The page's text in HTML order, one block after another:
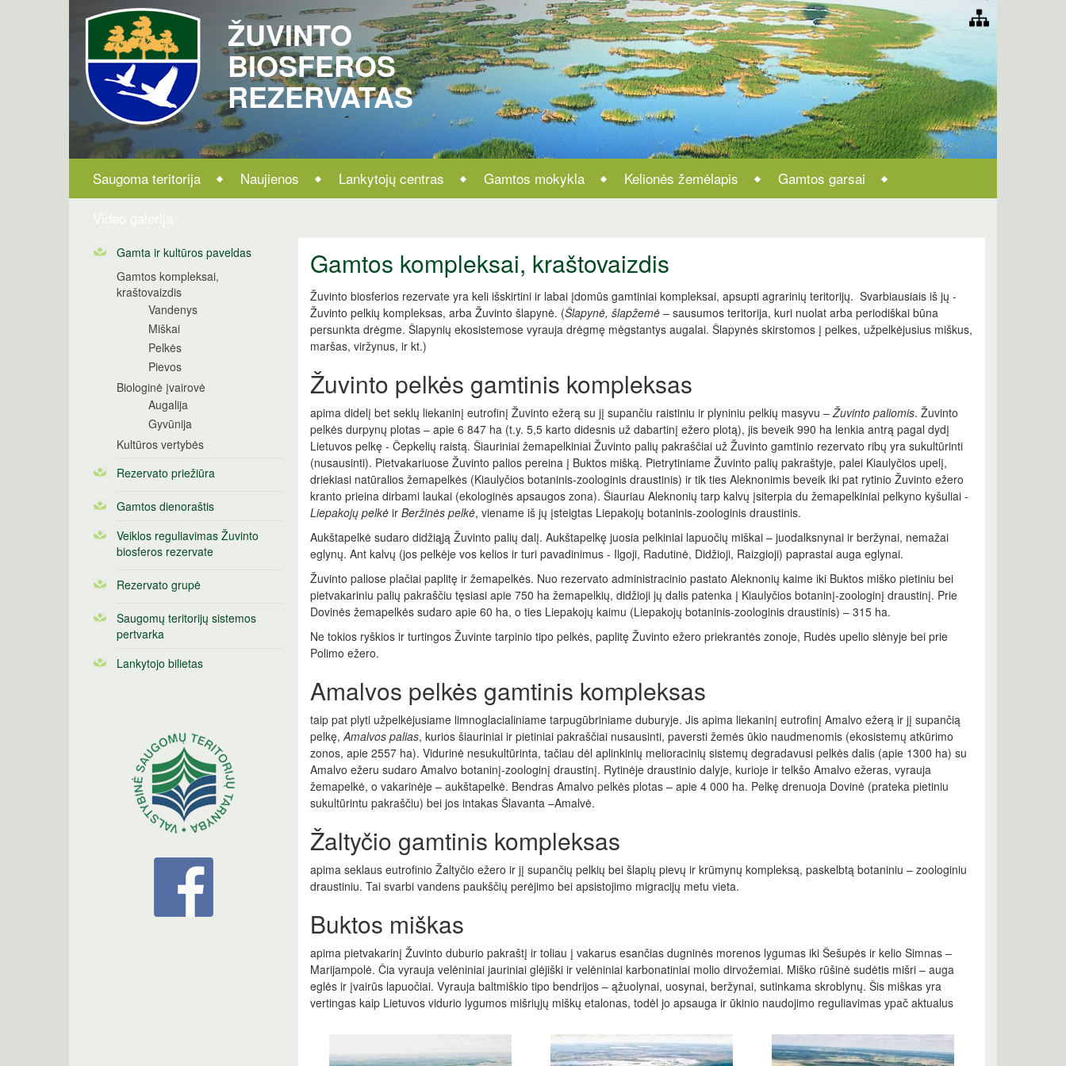
ŽUVINTO
BIOSFEROS
REZERVATAS
Saugoma teritorija Naujienos Lankytojų centras Gamtos mokykla Kelionės žemėlapis
Gamtos garsai
Gamta ir kultūros paveldas
Gamtos kompleksai,
kraštovaizdis
Vandenys
Miškai
Pelkės
Pievos
Biologinė įvairovė
Augalija
Gyvūnija
Kultūros vertybės
Rezervato priežiūra
Gamtos dienoraštis
Veiklos reguliavimas Žuvinto
biosferos rezervate
Rezervato grupė
Saugomų teritorijų sistemos
pertvarka
Lankytojo bilietas
Gamtos kompleksai, kraštovaizdis
Žuvinto biosferios rezervate yra keli išskirtini ir labai įdomūs gamtiniai kompleksai, apsupti agrarinių teritorijų. Svarbiausiais iš jų -
Žuvinto pelkių kompleksas, arba Žuvinto šlapynė. (Šlapynė, šlapžemė– sausumos teritorija, kuri nuolat arba periodiškai būna
persunkta drėgme. Šlapynių ekosistemose vyrauja drėgmę mėgstantys augalai. Šlapynės skirstomos į pelkes, užpelkėjusius miškus,
maršas, viržynus, ir kt.)
Žuvinto pelkės gamtinis kompleksas
apima didelį bet seklų liekaninį eutrofinį Žuvinto ežerą su jį supančiu raistiniu ir plyniniu pelkių masyvu –Žuvinto paliomis. Žuvinto
pelkės durpynų plotas – apie 6 847 ha (t.y. 5,5 karto didesnis už dabartinį ežero plotą), jis beveik 990 ha lenkia antrą pagal dydį
Lietuvos pelkę - Čepkelių raistą. Šiauriniai žemapelkiniai Žuvinto palių pakraščiai už Žuvinto gamtinio rezervato ribų yra sukultūrinti
(nusausinti). Pietvakariuose Žuvinto palios pereina į Buktos mišką. Pietrytiniame Žuvinto palių pakraštyje, palei Kiaulyčios upelį,
driekiasi natūralios žemapelkės (Kiaulyčios botaninis-zoologinis draustinis) ir tik ties Aleknonimis beveik iki pat rytinio Žuvinto ežero
kranto prieina dirbami laukai (ekologinės apsaugos zona). Šiauriau Aleknonių tarp kalvų įsiterpia du žemapelkiniai pelkyno kyšuliai -
Liepakojų pelkėir Beržinės pelkė, viename iš jų įsteigtas Liepakojų botaninis-zoologinis draustinis.
Aukštapelkė sudaro didžiąją Žuvinto palių dalį. Aukštapelkę juosia pelkiniai lapuočių miškai – juodalksnynai ir beržynai, nemažai
eglynų. Ant kalvų (jos pelkėje vos kelios ir turi pavadinimus - Ilgoji, Radutinė, Didžioji, Raizgioji) paprastai auga eglynai.
Žuvinto paliose plačiai paplitę ir žemapelkės. Nuo rezervato administracinio pastato Aleknonių kaime iki Buktos miško pietiniu bei
pietvakariniu palių pakraščiu tęsiasi apie 750 ha žemapelkių, didžioji jų dalis patenka į Kiaulyčios botaninį-zoologinį draustinį. Prie
Dovinės žemapelkės sudaro apie 60 ha, o ties Liepakojų kaimu (Liepakojų botaninis-zoologinis draustinis) – 315 ha.
Ne tokios ryškios ir turtingos Žuvinte tarpinio tipo pelkės, paplitę Žuvinto ežero priekrantės zonoje, Rudės upelio slėnyje bei prie
Polimo ežero.
Amalvos pelkės gamtinis kompleksas
taip pat plyti užpelkėjusiame limnoglacialiniame tarpugūbriniame duburyje. Jis apima liekaninį eutrofinį Amalvo ežerą ir jį supančią
pelkę,Amalvos palias, kurios šiauriniai ir pietiniai pakraščiai nusausinti, paversti žemės ūkio naudmenomis (ekosistemų atkūrimo
zonos, apie 2557 ha). Vidurinė nesukultūrinta, tačiau dėl aplinkinių melioracinių sistemų degradavusi pelkės dalis (apie 1300 ha) su
Amalvo ežeru sudaro Amalvo botaninį-zoologinį draustinį. Rytinėje draustinio dalyje, kurioje ir telkšo Amalvo ežeras, vyrauja
žemapelkė, o vakarinėje – aukštapelkė. Bendras Amalvo pelkės plotas – apie 4 000 ha. Pelkę drenuoja Dovinė (prateka pietiniu
sukultūrintu pakraščiu) bei jos intakas Šlavanta –Amalvė.
Žaltyčio gamtinis kompleksas
apima seklaus eutrofinio Žaltyčio ežero ir jį supančių pelkių bei šlapių pievų ir krūmynų kompleksą, paskelbtą botaniniu – zoologiniu
draustiniu. Tai svarbi vandens paukščių perėjimo bei apsistojimo migracijų metu vieta.
Buktos miškas
apima pietvakarinį Žuvinto duburio pakraštį ir toliau į vakarus esančias dugninės morenos lygumas iki Šešupės ir kelio Simnas –
Marijampolė. Čia vyrauja velėniniai jauriniai glėjiški ir velėniniai karbonatiniai molio dirvožemiai. Miško rūšinė sudėtis mišri – auga
eglės ir įvairūs lapuočiai. Vyrauja baltmiškio tipo bendrijos – ąžuolynai, uosynai, beržynai, sutinkama skroblynų. Šis miškas yra
vertingas kaip Lietuvos vidurio lygumos mišriųjų miškų etalonas, todėl jo apsauga ir ūkinio naudojimo reguliavimas ypač aktualus